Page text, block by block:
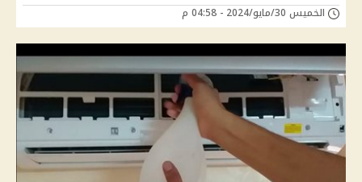
الخميس 30/مايو/2024 - 04:58 م